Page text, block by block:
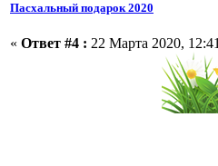
Пасхальный подарок 2020
« Ответ #4 : 22 Марта 2020,